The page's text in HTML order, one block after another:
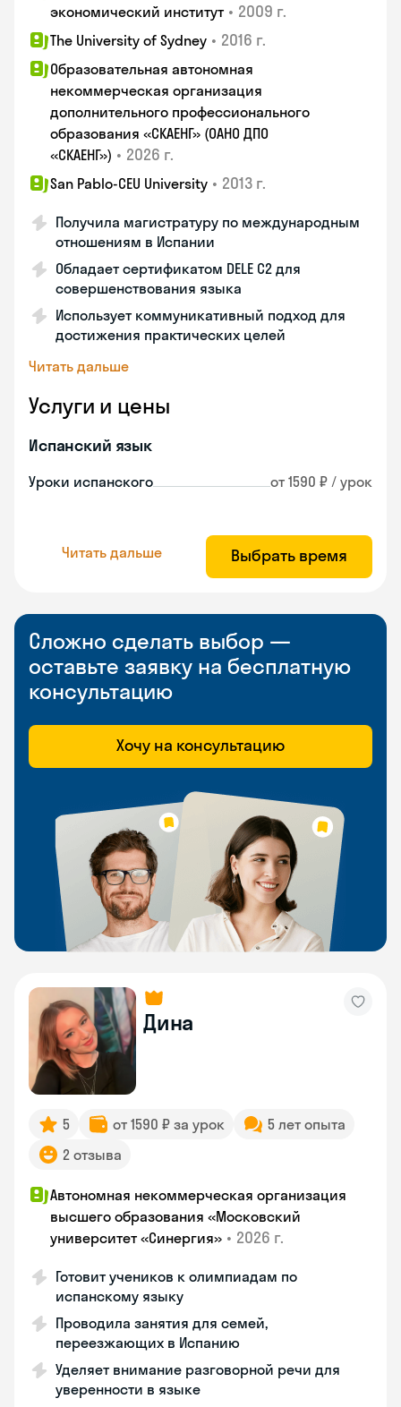
экономический институт • 2009 г.
The University of Sydney • 2016 г.
Образовательная автономная
некоммерческая организация
дополнительного профессионального
образования «СКАЕНГ» (ОАНО ДПО
«СКАЕНГ») • 2026 г.
San Pablo-CEU University • 2013 г.
Получила магистратуру по международным
отношениям в Испании
Обладает сертификатом DELE C2 для
совершенствования языка
Использует коммуникативный подход для
достижения практических целей
Читать дальше
Услуги и цены
Испанский язык
Уроки испанского от 1590 ₽ / урок
Читать дальше Выбрать время
Сложно сделать выбор —
оставьте заявку на бесплатную
консультацию
Хочу на консультацию
Дина
5 от 1590 ₽ за урок
5 лет опыта
2 отзыва
Автономная некоммерческая организация
высшего образования «Московский
университет «Синергия» • 2026 г.
Готовит учеников к олимпиадам по
испанскому языку
Проводила занятия для семей,
переезжающих в Испанию
Уделяет внимание разговорной речи для
уверенности в языке